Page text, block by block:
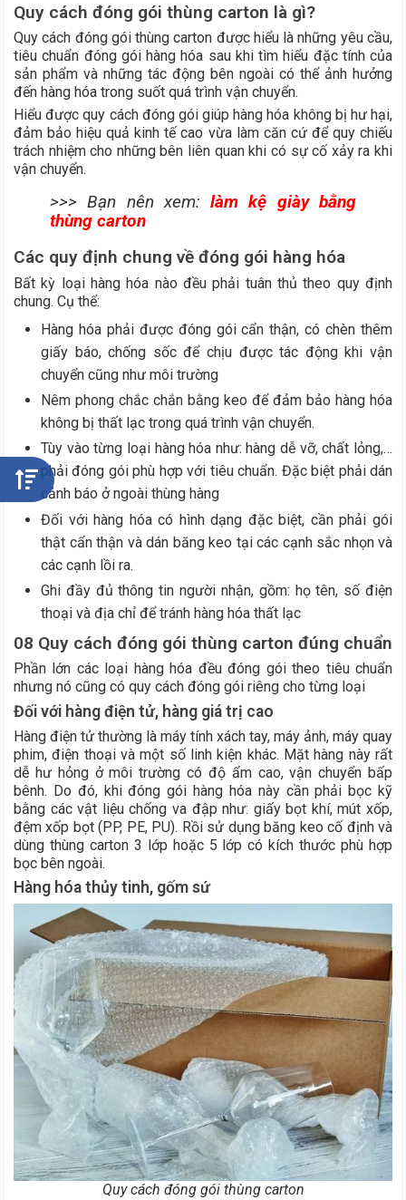
Quy cách đóng gói thùng carton là gì?
Quy cách đóng gói thùng carton được hiểu là những yêu cầu,
tiêu chuẩn đóng gói hàng hóa sau khi tìm hiểu đặc tính của
sản phẩm và những tác động bên ngoài có thể ảnh hưởng
đến hàng hóa trong suốt quá trình vận chuyển.
Hiểu được quy cách đóng gói giúp hàng hóa không bị hư hại,
đảm bảo hiệu quả kinh tế cao vừa làm căn cứ để quy chiếu
trách nhiệm cho những bên liên quan khi có sự cố xảy ra khi
vận chuyển.
>>> Bạn nên xem:làm kệ giày bằng
thùng carton
Các quy định chung về đóng gói hàng hóa
Bất kỳ loại hàng hóa nào đều phải tuân thủ theo quy định
chung. Cụ thể:
Hàng hóa phải được đóng gói cẩn thận, có chèn thêm
giấy báo, chống sốc để chịu được tác động khi vận
chuyển cũng như môi trường
Nêm phong chắc chắn bằng keo để đảm bảo hàng hóa
không bị thất lạc trong quá trình vận chuyển.
Tùy vào từng loại hàng hóa như: hàng dễ vỡ, chất lỏng,…
phải đóng gói phù hợp với tiêu chuẩn. Đặc biệt phải dán
cảnh báo ở ngoài thùng hàng
Đối với hàng hóa có hình dạng đặc biệt, cần phải gói
thật cẩn thận và dán băng keo tại các cạnh sắc nhọn và
các cạnh lồi ra.
Ghi đầy đủ thông tin người nhận, gồm: họ tên, số điện
thoại và địa chỉ để tránh hàng hóa thất lạc
08 Quy cách đóng gói thùng carton đúng chuẩn
Phần lớn các loại hàng hóa đều đóng gói theo tiêu chuẩn
nhưng nó cũng có quy cách đóng gói riêng cho từng loại
Đối với hàng điện tử, hàng giá trị cao
Hàng điện tử thường là máy tính xách tay, máy ảnh, máy quay
phim, điện thoại và một số linh kiện khác. Mặt hàng này rất
dễ hư hỏng ở môi trường có độ ẩm cao, vận chuyển bấp
bênh. Do đó, khi đóng gói hàng hóa này cần phải bọc kỹ
bằng các vật liệu chống va đập như: giấy bọt khí, mút xốp,
đệm xốp bọt (PP, PE, PU). Rồi sử dụng băng keo cố định và
dùng thùng carton 3 lớp hoặc 5 lớp có kích thước phù hợp
bọc bên ngoài.
Hàng hóa thủy tinh, gốm sứ
Quy cách đóng gói thùng carton